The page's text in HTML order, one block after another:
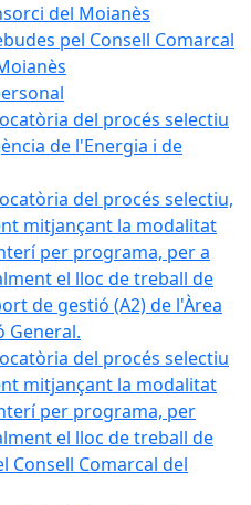
del Moianès
pel Consell Comarcal
del procés selectiu
de l'Energia i de
del procés selectiu,
mitjançant la modalitat
per programa, per a
el lloc de treball de
de gestió (A2) de l'Àrea
General.
del procés selectiu
mitjançant la modalitat
per programa, per
el lloc de treball de
Consell Comarcal del